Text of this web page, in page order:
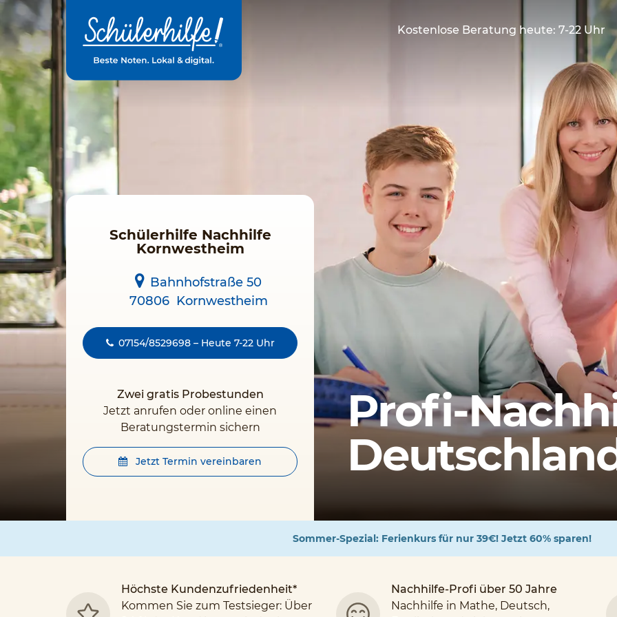
Zum
Hauptinhalt
Kostenlose Beratung heute: 7-22 Uhr
Profi-
Schülerhilfe Nachhilfe
Kornwestheim
Bahnhofstraße 50
70806 Kornwestheim
Zwei gratis Probestunden
Jetzt anrufen oder online einen
Beratungstermin sichern
07154/8529698 – Heute 7-22 Uhr
Jetzt Termin vereinbaren
Sommer-Spezial: Ferienkurs für nur 39€! Jetzt 60% sparen!
Höchste Kundenzufriedenheit*
Kommen Sie zum Testsieger: Über
Nachhilfe-Profi über 50 Jahre
Nachhilfe in Mathe, Deutsch,